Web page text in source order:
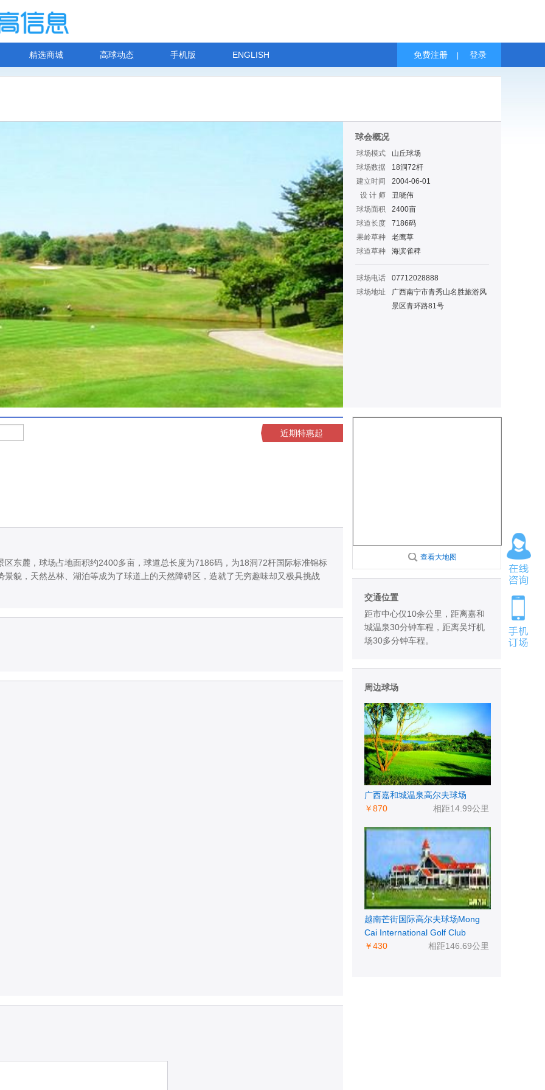
精选商城 高球动态 手机版 ENGLISH 免费注册 登录
球会概况
球场模式
山丘球场
球场数据
18洞72杆
建立时间
2004-06-01
设 计 师
丑晓伟
球场面积
2400亩
球道长度
7186码
果岭草种
老鹰草
球道草种
海滨雀稗
球场电话
07712028888
球场地址
广西南宁市青秀山名胜旅游风
景区青环路81号
近期特惠起
东麓，球场占地面积约2400多亩，球道总长度为7186码，为18洞72杆国际标准锦标
貌，天然丛林、湖泊等成为了球道上的天然障碍区，造就了无穷趣味却又极具挑战
查看大地图
交通位置
距市中心仅10余公里，距离嘉和
城温泉30分钟车程，距离吴圩机
场30多分钟车程。
周边球场
广西嘉和城温泉高尔夫球场
相距14.99公里
￥870
越南芒街国际高尔夫球场Mong
Cai International Golf Club
相距146.69公里
￥430